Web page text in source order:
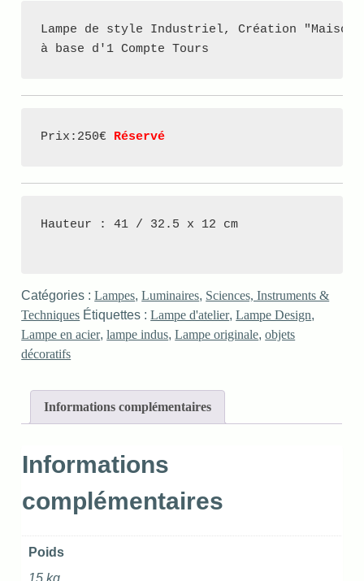
Lampe de style Industriel, Création "Maison"
à base d'1 Compte Tours
Prix:250€ Réservé
Hauteur : 41 / 32.5 x 12 cm
Catégories :Lampes,Luminaires, Sciences, Instruments &
Techniques Étiquettes :Lampe d'atelier,Lampe Design,
Lampe en acier,lampe indus,Lampe originale,objets
décoratifs
Informations complémentaires
Informations
complémentaires
Poids
15 kg